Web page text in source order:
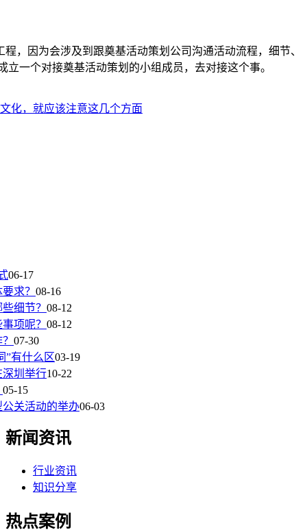
程，因为会涉及到跟奠基活动策划公司沟通活动流程，细节、
一个对接奠基活动策划的小组成员，去对接这个事。
化，就应该注意这几个方面
06-17
求？ 08-16
细节？ 08-12
项呢？ 08-12
07-30
”有什么区03-19
深圳举行10-22
05-15
关活动的举办06-03
新闻资讯
行业资讯
知识分享
热点案例